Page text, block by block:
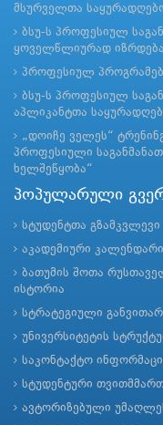
მსურველთა
ბსუ-ს პროფესიულ
ყოველწლიურად იზრდება
პროფესიულ
ბსუ-ს პროფესიულ
აპლიკანტთა
„დოიჩე ველეს“
პროფესიული
ხელშეწყობა“
პოპულარული
სტუდენტთა გზამკვლევი
აკადემიური კალენდარი
ბათუმის შოთა
ისტორია
სტრატეგიული
უნივერსიტეტის
საკონტაქტო
სტუდენტური
ავტორიზებული